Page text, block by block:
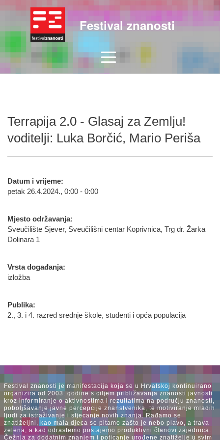
Festival znanosti
Terrapija 2.0 - Glasaj za Zemlju!
voditelji: Luka Borčić, Mario Periša
Datum i vrijeme:
petak 26.4.2024., 0:00 - 0:00
Mjesto održavanja:
Sveučilište Sjever, Sveučilišni centar Koprivnica, Trg dr. Žarka
Dolinara 1
Vrsta događanja:
izložba
Publika:
2., 3. i 4. razred srednje škole, studenti i opća populacija
Festival znanosti je manifestacija koja se u Hrvatskoj kontinuirano
organizira od 2003. godine s ciljem približavanja znanosti javnosti
kroz informiranje o aktivnostima i rezultatima na području znanosti,
poboljšavanje javne percepcije znanstvenika, te motiviranje mladih
ljudi za istraživanje i stjecanje novih znanja. Rađamo se
znatiželjni, kao mala djeca se pitamo zašto je nebo plavo, a trava
zelena, a kad odrastemo postajemo produktivni članovi zajednica.
Čežnja za dodatnim znanjem i poticanje urođene znatiželje u svim